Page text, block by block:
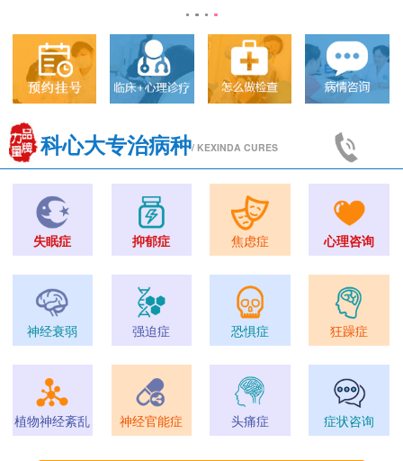
科心大专治病种/ KEXINDA CURES
失眠症 抑郁症 焦虑症 心理咨询
神经衰弱 强迫症 恐惧症 狂躁症
植物神经紊乱 神经官能症 头痛症 症状咨询